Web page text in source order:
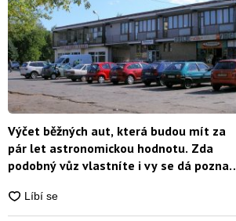
Výčet běžných aut, která budou mít za
pár let astronomickou hodnotu. Zda
podobný vůz vlastníte i vy se dá poznat